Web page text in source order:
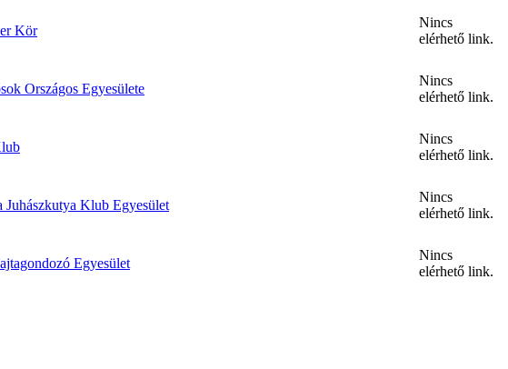
Kör
Nincs
elérhető link.
Országos Egyesülete
Nincs
elérhető link.
Nincs
elérhető link.
Juhászkutya Klub Egyesület
Nincs
elérhető link.
Egyesület
Nincs
elérhető link.